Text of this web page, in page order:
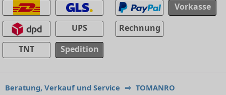
UPS
TNT
Spedition
Vorkasse
Rechnung
Beratung, Verkauf und Service ⇒ TOMANRO